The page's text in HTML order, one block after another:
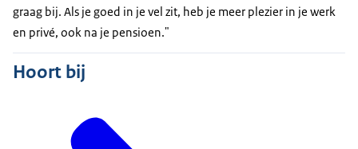
graag bij. Als je goed in je vel zit, heb je meer plezier in je werk
en privé, ook na je pensioen."
Hoort bij